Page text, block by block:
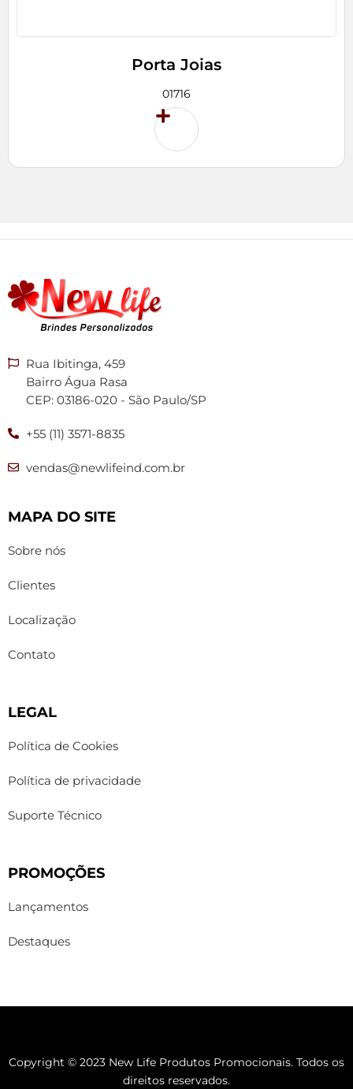
Porta Joias
01716
Rua Ibitinga, 459
Bairro Água Rasa
CEP: 03186-020 - São Paulo/SP
+55 (11) 3571-8835
vendas@newlifeind.com.br
MAPA DO SITE
Sobre nós
Clientes
Localização
Contato
LEGAL
Política de Cookies
Política de privacidade
Suporte Técnico
PROMOÇÕES
Lançamentos
Destaques
Copyright © 2023 New Life Produtos Promocionais. Todos os
direitos reservados.